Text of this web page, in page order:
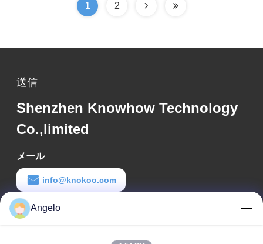
1 2
送信
Shenzhen Knowhow Technology
Co.,limited
メール
info@knokoo.com
労働時間
08:00-18:00
Angelo